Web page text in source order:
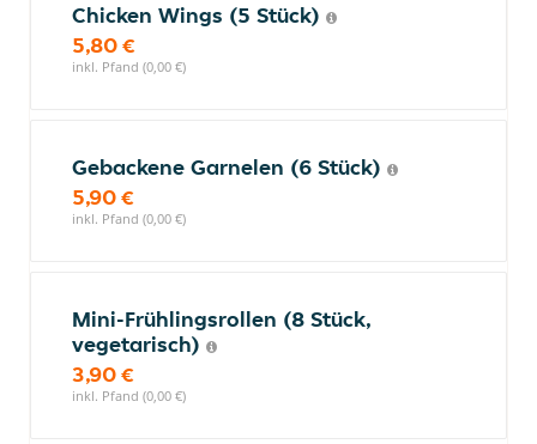
Chicken Wings (5 Stück)
5,80 €
inkl. Pfand (0,00 €)
Gebackene Garnelen (6 Stück)
5,90 €
inkl. Pfand (0,00 €)
Mini-Frühlingsrollen (8 Stück,
vegetarisch)
3,90 €
inkl. Pfand (0,00 €)